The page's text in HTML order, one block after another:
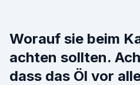
Worauf sie beim
achten sollten.
dass das Öl vor